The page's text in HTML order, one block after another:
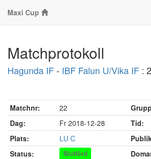
Maxi Cup
Matchprotokoll
Hagunda IF- IBF Falun U/Vika IF :
Matchnr: 22
Dag:
Fr 2018-12-28 Tid:
Plats:
LU C
Status:
Slutförd